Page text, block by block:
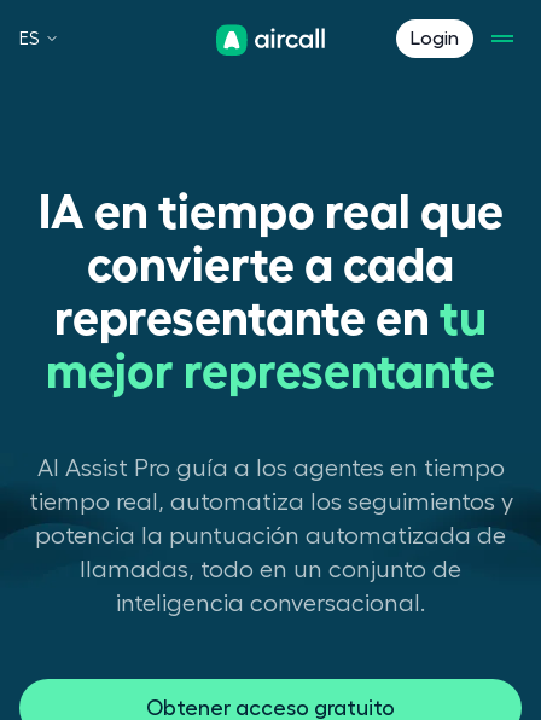
Login
ES
IA en tiempo real que
convierte a cada
representante en tu
mejor representante
AI Assist Pro guía a los agentes en tiempo
tiempo real, automatiza los seguimientos y
potencia la puntuación automatizada de
llamadas, todo en un conjunto de
inteligencia conversacional.
Obtener acceso gratuito